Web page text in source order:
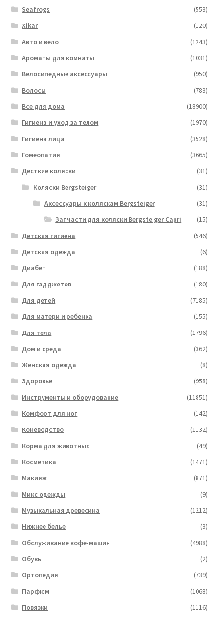
Seafrogs
(553)
Xikar
(120)
Авто и вело
(1243)
Ароматы для комнаты
(1031)
Велосипедные аксессуары
(950)
Волосы
(783)
Все для дома
(18900)
Гигиена и уход за телом
(1970)
Гигиена лица
(3528)
Гомеопатия
(3665)
Десткие коляски
(31)
Коляски Bergsteiger
(31)
Аксессуары к коляскам Bergsteiger
(31)
Запчасти для коляски Bergsteiger Capri
(15)
Детская гигиена
(546)
Детская одежда
(6)
Диабет
(188)
Для гадджетов
(180)
Для детей
(7185)
Для матери и ребенка
(155)
Для тела
(1796)
Дом и среда
(362)
Женская одежда
(8)
Здоровье
(958)
Инструменты и оборудование
(11851)
Комфорт для ног
(142)
Коневодство
(1132)
Корма для животных
(49)
Косметика
(1471)
Макияж
(871)
Микс одежды
(9)
Музыкальная древесина
(1212)
Нижнее белье
(3)
Обслуживание кофе-машин
(4988)
Обувь
(2)
Ортопедия
(739)
Парфюм
(1068)
Повязки
(1116)